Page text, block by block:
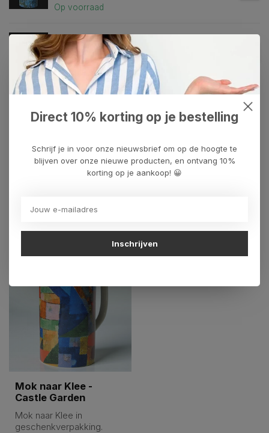
Op voorraad
Mok naar Mucha - Rêverie
(1897)
Op voorraad
Heeft u een vraag over dit
kunstcadeau?
Wij assisteren u graag via 06-23643267
Recent bekeken
Mok naar Klee -
Castle Garden
Mok naar Klee in
geschenkverpakking.
Direct 10% korting op je bestelling
Schrijf je in voor onze nieuwsbrief om op de hoogte te
blijven over onze nieuwe producten, en ontvang 10%
korting op je aankoop! 😀
Inschrijven